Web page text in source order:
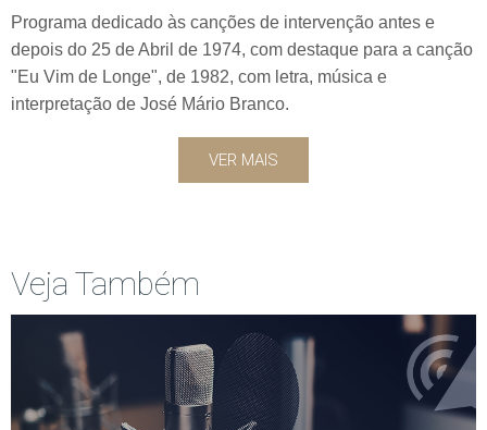
Programa dedicado às canções de intervenção antes e
depois do 25 de Abril de 1974, com destaque para a canção
"Eu Vim de Longe", de 1982, com letra, música e
interpretação de José Mário Branco.
VER MAIS
Veja Também